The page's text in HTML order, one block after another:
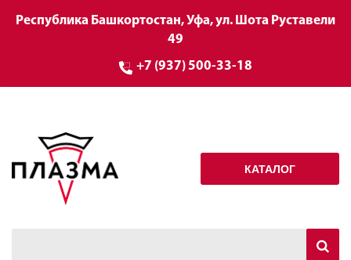
Республика Башкортостан, Уфа, ул. Шота Руставели
49
+7 (937) 500-33-18
КАТАЛОГ